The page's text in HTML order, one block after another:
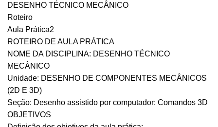
DESENHO TÉCNICO MECÂNICO
Roteiro
Aula Prática2
ROTEIRO DE AULA PRÁTICA
NOME DA DISCIPLINA: DESENHO TÉCNICO
MECÂNICO
Unidade: DESENHO DE COMPONENTES MECÂNICOS
(2D E 3D)
Seção: Desenho assistido por computador: Comandos 3D
OBJETIVOS